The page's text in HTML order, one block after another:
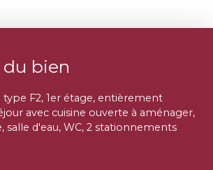
bien
F2, 1er étage, entièrement
avec cuisine ouverte à aménager,
salle d'eau, WC, 2 stationnements